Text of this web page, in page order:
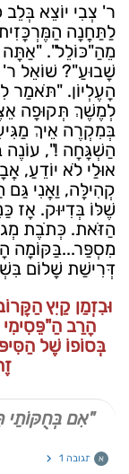
ר' צְבִי יוֹצֵא
לַתַּחֲנָה
מֵהַ"כּוֹלֵל". "אַתָּה
שָׁבוּעַ"? שׁוֹאֵל ר'
הָעֶלְיוֹן. "תֹּאמַר
לְמֶשֶׁךְ תְּקוּפָה
בְּמִקְרֶה אֵיךְ
הַשְׁגָּחָה !", עוֹנֶה
אוּלַי לֹא יוֹדֵעַ,
קְהִילָּה, וַאֲנִי
שֶׁלּוֹ בְּדִיּוּק. אָז
הַזֹּאת. כְּתֹבֶת
מִסְפַּר...בַּקּוֹמָה
דְּרִישַׁת שָׁלוֹם
וּבִזְמַן קַיִץ
הָרַב הַ"פֵּסִימִי
בְּסוֹפוֹ שֶׁל
"אִם בְּחֻקּוֹתַי
א תגובה 1